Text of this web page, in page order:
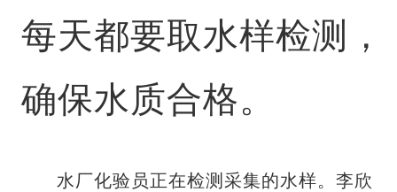
每天都要取水样检测，
确保水质合格。
水厂化验员正在检测采集的水样。李欣